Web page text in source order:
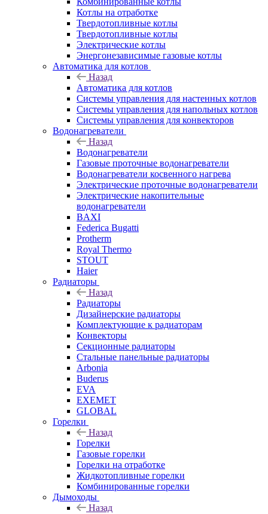
Котлы на отработке
Твердотопливные котлы
Твердотопливные котлы
Электрические котлы
Энергонезависимые газовые котлы
Автоматика для котлов
Назад
Автоматика для котлов
Системы управления для настенных котлов
Системы управления для напольных котлов
Системы управления для конвекторов
Водонагреватели
Назад
Водонагреватели
Газовые проточные водонагреватели
Водонагреватели косвенного нагрева
Электрические проточные водонагреватели
Электрические накопительные
водонагреватели
BAXI
Federica Bugatti
Protherm
Royal Thermo
STOUT
Haier
Радиаторы
Назад
Радиаторы
Дизайнерские радиаторы
Комплектующие к радиаторам
Конвекторы
Секционные радиаторы
Стальные панельные радиаторы
Arbonia
Buderus
EVA
EXEMET
GLOBAL
Горелки
Назад
Горелки
Газовые горелки
Горелки на отработке
Жидкотопливные горелки
Комбинированные горелки
Дымоходы
Назад